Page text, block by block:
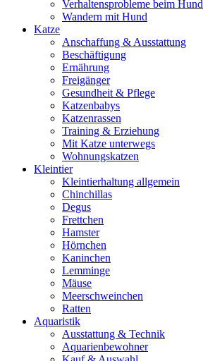
Verhaltensprobleme beim Hund
Wandern mit Hund
Katze
Anschaffung & Ausstattung
Beschäftigung
Ernährung
Freigänger
Gesundheit & Pflege
Katzenbabys
Katzenrassen
Training & Erziehung
Mit Katze unterwegs
Wohnungskatzen
Kleintier
Kleintierhaltung allgemein
Chinchillas
Degus
Frettchen
Hamster
Hörnchen
Kaninchen
Lemminge
Mäuse
Meerschweinchen
Ratten
Aquaristik
Ausstattung & Technik
Aquarienbewohner